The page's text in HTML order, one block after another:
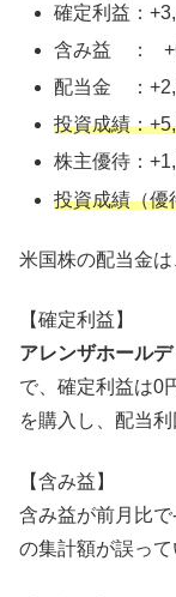
確定利益：
含み益 ：
配当金 ：
投資成績：
株主優待：
投資成績（優
米国株の配当金
【確定利益】
アレンザホールデ
で、確定利益は0
を購入し、配当利
【含み益】
含み益が前月比
の集計額が誤って